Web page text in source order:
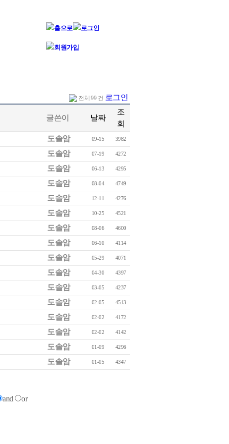
전체 99 건 로그인
글쓴이 날짜
조
회
도솔암 09-15 3982
도솔암 07-19 4272
도솔암 06-13 4295
도솔암 08-04 4749
도솔암 12-11 4276
도솔암 10-25 4521
도솔암 08-06 4600
도솔암 06-10 4114
도솔암 05-29 4071
도솔암 04-30 4397
도솔암 03-05 4237
도솔암 02-05 4513
도솔암 02-02 4172
도솔암 02-02 4142
도솔암 01-09 4296
도솔암 01-05 4347
and or